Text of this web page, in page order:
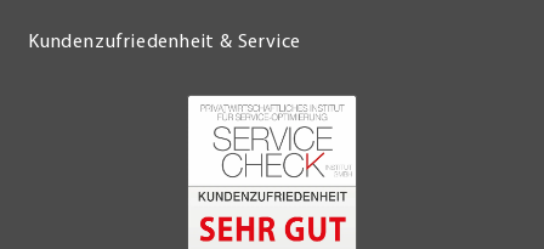
Kundenzufriedenheit & Service